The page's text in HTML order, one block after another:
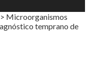
> Microorganismos
temprano de